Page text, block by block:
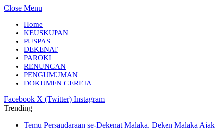
Close Menu
Home
KEUSKUPAN
PUSPAS
DEKENAT
PAROKI
RENUNGAN
PENGUMUMAN
DOKUMEN GEREJA
Facebook X (Twitter) Instagram
Trending
Temu Persaudaraan se-Dekenat Malaka, Deken Malaka Ajak